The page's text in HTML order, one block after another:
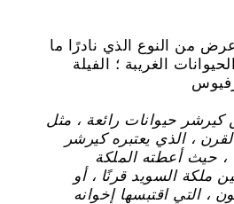
من النوع الذي نادرًا ما
الغريبة ؛ الفيلة
كيرشر حيوانات رائعة ، مثل
، الذي يعتبره كيرشر
، حيث أعطته الملكة
ملكة السويد قرنًا ، أو
، التي اقتبسها إخوانه